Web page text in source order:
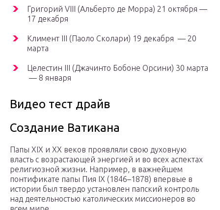
Григорий VIII (Альберто де Морра) 21 октября —
17 декабря
Климент III (Паоло Сколари) 19 декабря — 20
марта
Целестин III (Джачинто Бобоне Орсини) 30 марта
— 8 января
Видео тест драйв
Создание Ватикана
Папы XIX и XX веков проявляли свою духовную
власть с возрастающей энергией и во всех аспектах
религиозной жизни. Например, в важнейшем
понтификате папы Пия IX (1846–1878) впервые в
истории был твердо установлен папский контроль
над деятельностью католических миссионеров во